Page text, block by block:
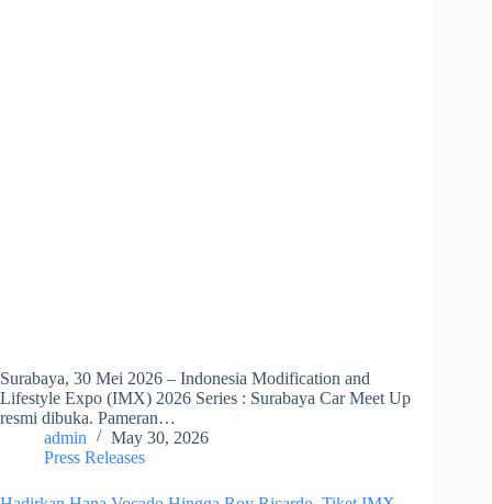
Surabaya, 30 Mei 2026 – Indonesia Modification and
Lifestyle Expo (IMX) 2026 Series : Surabaya Car Meet Up
resmi dibuka. Pameran…
admin
May 30, 2026
Press Releases